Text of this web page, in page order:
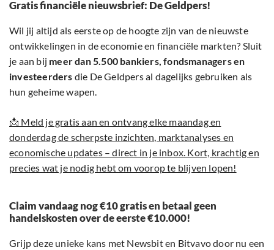
Gratis financiële nieuwsbrief: De Geldpers!
Wil jij altijd als eerste op de hoogte zijn van de nieuwste
ontwikkelingen in de economie en financiële markten? Sluit
je aan bij meer dan 5.500 bankiers, fondsmanagers en
investeerders die De Geldpers al dagelijks gebruiken als
hun geheime wapen.
📩 Meld je gratis aan en ontvang elke maandag en
donderdag de scherpste inzichten, marktanalyses en
economische updates – direct in je inbox. Kort, krachtig en
precies wat je nodig hebt om voorop te blijven lopen!
Claim vandaag nog €10 gratis en betaal geen
handelskosten over de eerste €10.000!
Grijp deze unieke kans met Newsbit en Bitvavo door nu een